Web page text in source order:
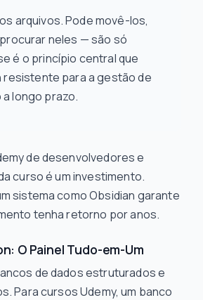
arquivos. Pode movê-los,
neles — são só
é o princípio central que
resistente para a gestão de
longo prazo.
de desenvolvedores e
curso é um investimento.
sistema como Obsidian garante
tenha retorno por anos.
O Painel Tudo-em-Um
de dados estruturados e
Para cursos Udemy, um banco